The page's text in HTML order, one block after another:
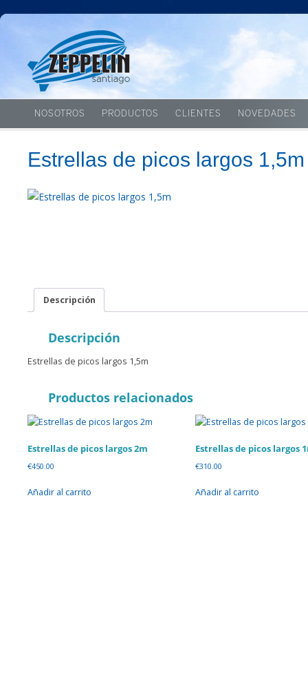
NOSOTROS PRODUCTOS CLIENTES NOVEDADES
Estrellas de picos largos 1,5m
Descripción
Descripción
Estrellas de picos largos 1,5m
Productos relacionados
Estrellas de picos largos 2m
€450.00
Añadir al carrito
Estrellas de picos largos
€310.00
Añadir al carrito